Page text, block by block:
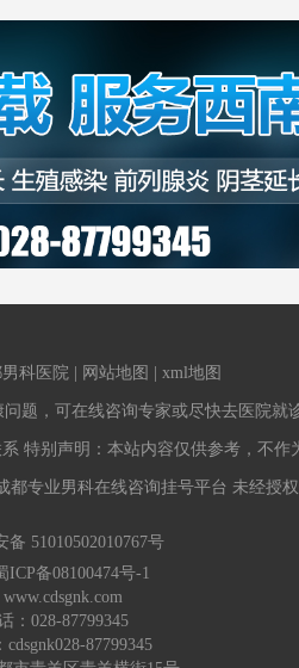
科医院| 网站地图 xml地图
题，可在线咨询专家或尽快去医院就
特别声明：本站内容仅供参考，不作
都专业男科在线咨询挂号平台 未经授
备 51010502010767号
ICP备08100474号-1
www.cdsgnk.com
：028-87799345
cdsgnk028-87799345